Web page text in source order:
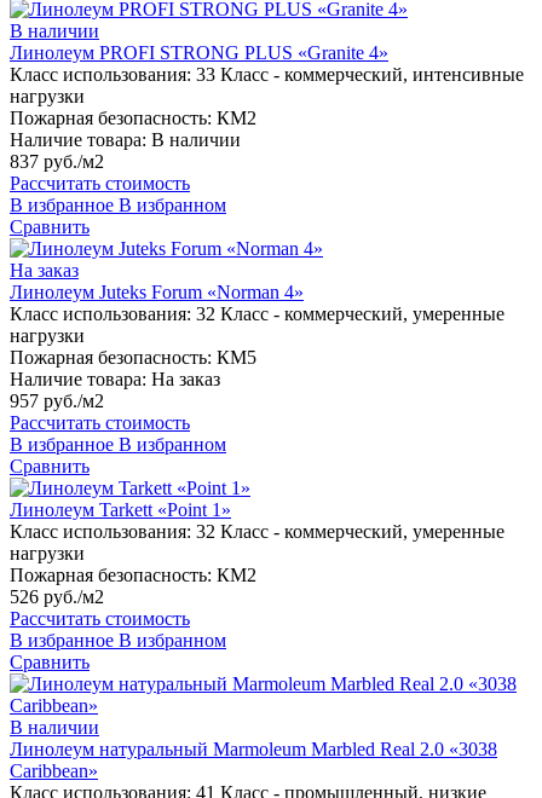
В наличии
Линолеум PROFI STRONG PLUS «Granite 4»
Класс использования: 33 Класс - коммерческий, интенсивные
нагрузки
Пожарная безопасность: КМ2
Наличие товара: В наличии
837 руб./м2
Рассчитать стоимость
В избранное В избранном
Сравнить
На заказ
Линолеум Juteks Forum «Norman 4»
Класс использования: 32 Класс - коммерческий, умеренные
нагрузки
Пожарная безопасность: КМ5
Наличие товара: На заказ
957 руб./м2
Рассчитать стоимость
В избранное В избранном
Сравнить
Линолеум Tarkett «Point 1»
Класс использования: 32 Класс - коммерческий, умеренные
нагрузки
Пожарная безопасность: КМ2
526 руб./м2
Рассчитать стоимость
В избранное В избранном
Сравнить
В наличии
Линолеум натуральный Marmoleum Marbled Real 2.0 «3038
Caribbean»
Класс использования: 41 Класс - промышленный, низкие